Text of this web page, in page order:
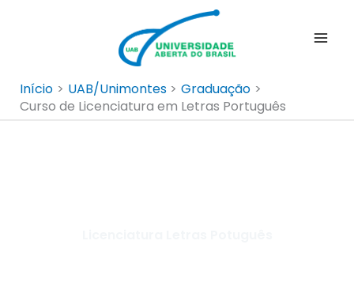
Início
UAB/Unimontes
Graduação
Curso de Licenciatura em Letras Português